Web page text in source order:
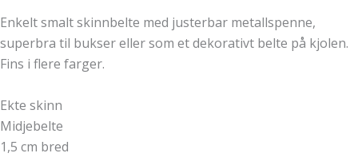
Enkelt smalt skinnbelte med justerbar metallspenne,
superbra til bukser eller som et dekorativt belte på kjolen.
Fins i flere farger.
Ekte skinn
Midjebelte
1,5 cm bred